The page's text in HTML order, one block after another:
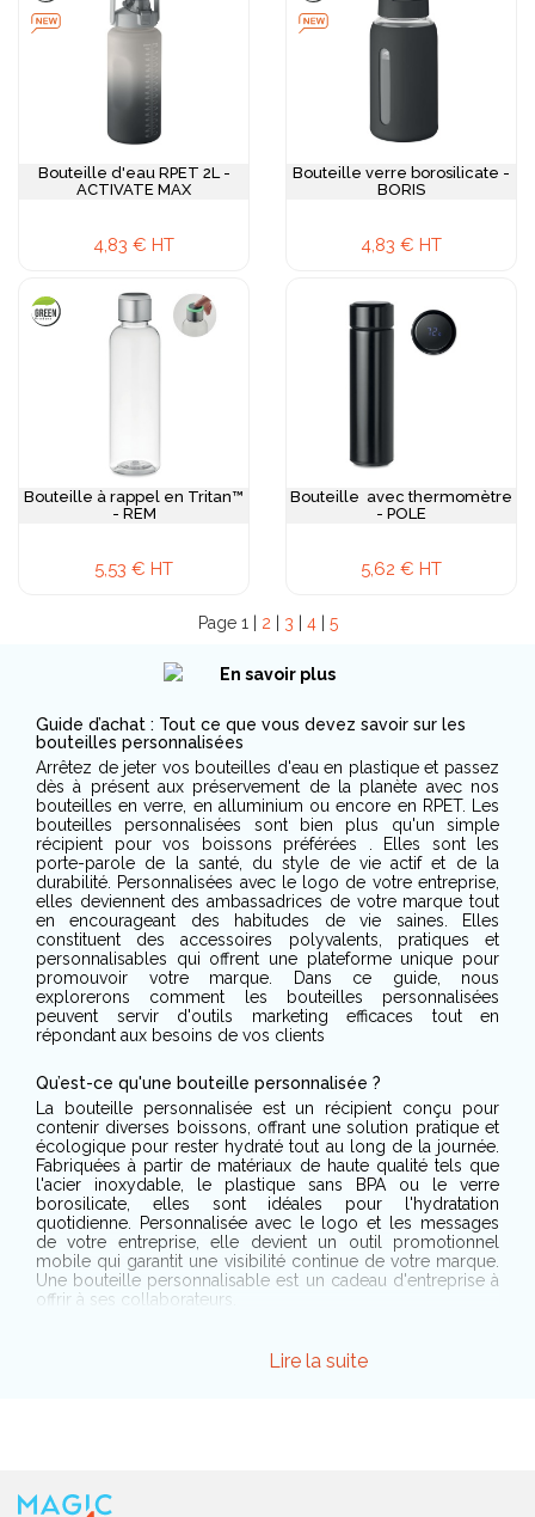
Bouteille d'eau RPET 2L -
ACTIVATE MAX
4,83 € HT
Bouteille verre borosilicate -
BORIS
4,83 € HT
Bouteille à rappel en Tritan™
- REM
5,53 € HT
Bouteille avec thermomètre
- POLE
5,62 € HT
Page 1 | 2 3 4| 5
Lire la suite
Guide d’achat : Tout ce que vous devez savoir sur les
bouteilles personnalisées
Arrêtez de jeter vos bouteilles d'eau en plastique et passez
dès à présent aux préservement de la planète avec nos
bouteilles en verre, en alluminium ou encore en RPET. Les
bouteilles personnalisées sont bien plus qu'un simple
récipient pour vos boissons préférées . Elles sont les
porte-parole de la santé, du style de vie actif et de la
durabilité. Personnalisées avec le logo de votre entreprise,
elles deviennent des ambassadrices de votre marque tout
en encourageant des habitudes de vie saines. Elles
constituent des accessoires polyvalents, pratiques et
personnalisables qui offrent une plateforme unique pour
promouvoir votre marque. Dans ce guide, nous
explorerons comment les bouteilles personnalisées
peuvent servir d'outils marketing efficaces tout en
répondant aux besoins de vos clients
Qu’est-ce qu'une bouteille personnalisée ?
La bouteille personnalisée est un récipient conçu pour
contenir diverses boissons, offrant une solution pratique et
écologique pour rester hydraté tout au long de la journée.
Fabriquées à partir de matériaux de haute qualité tels que
l'acier inoxydable, le plastique sans BPA ou le verre
borosilicate, elles sont idéales pour l'hydratation
quotidienne. Personnalisée avec le logo et les messages
de votre entreprise, elle devient un outil promotionnel
mobile qui garantit une visibilité continue de votre marque.
Une bouteille personnalisable est un cadeau d'entreprise à
offrir à ses collaborateurs.
vos couleurs, elles deviennent des supports publicitaires